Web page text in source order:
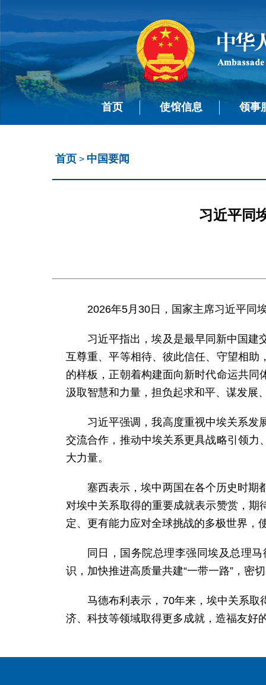
首页 使馆信息 领事
首页 > 中国要闻
习近平同
2026年5月30日，国家主席习近平同
习近平指出，埃及是最早同新中国建
互尊重、平等相待、彼此信任、守望相
的样板，正朝着构建面向新时代命运共
汲取智慧和力量，担负起求和平、谋发展
习近平强调，我高度重视中埃关系发
交流合作，推动中埃关系更具战略引领
大力量。
塞西表示，埃中两国在各个历史时期
对埃中关系取得的重要成就表示赞赏，
定、更有能力应对全球挑战的多极世界，
同日，国务院总理李强同埃及总理
识，加快推进高质量共建“一带一路”，密
马德布利表示，70年来，埃中关系
济、科技等领域取得更多成就，造福友好